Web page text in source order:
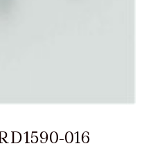
016